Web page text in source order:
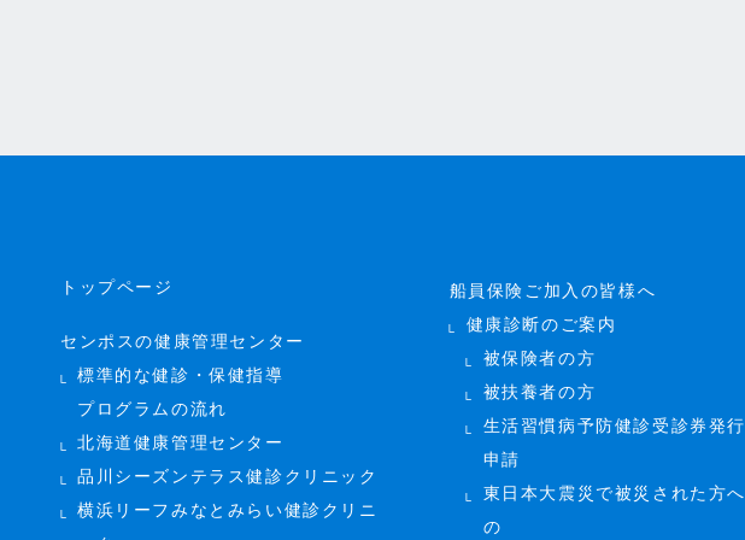
トップページ
センポスの健康管理センター
標準的な健診・保健指導
プログラムの流れ
北海道健康管理センター
品川シーズンテラス健診クリニック
横浜リーフみなとみらい健診クリニ
船員保険ご加入の皆様へ
健康診断のご案内
被保険者の方
被扶養者の方
生活習慣病予防健診受診券発行
申請
東日本大震災で被災された方へ
の